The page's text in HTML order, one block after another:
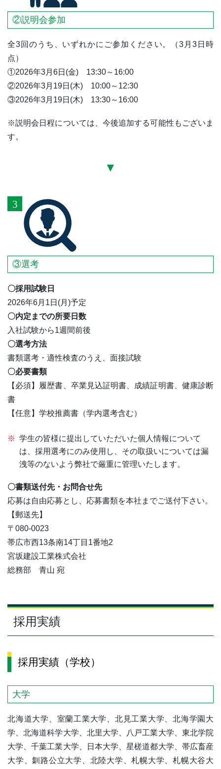
②説明会参加
全3回のうち、いずれかにご参加ください。（3月3日時
点）
①2026年3月6日(金) 13:30～16:00
②2026年3月19日(木) 10:00～12:30
③2026年3月19日(木) 13:30～16:00
※説明会日程については、今後追加する可能性もございま
す。
③選考
〇採用試験日
2026年6月1日(月)予定
〇内定までの所要日数
入社試験から1週間前後
〇選考方法
書類選考・適性検査のうえ、面接試験
〇必要書類
【必須】履歴書、卒業見込証明書、成績証明書、健康診断
書
【任意】学校推薦書（学内選考含む）
学生の皆様に提出していただいた個人情報について
は、採用選考にのみ使用し、その取扱いについては漏
洩等のないよう弊社で厳重に管理いたします。
〇書類送付先・お問合せ先
応募は自由応募とし、応募書類を本社までご送付下さい。
【郵送先】
〒080-0023
帯広市西13条南14丁目1番地2
宮坂建設工業株式会社
総務部 青山 宛
採用実績
採用実績（学校）
大学
北海道大学、室蘭工業大学、北見工業大学、北海学園大
学、北海道科学大学、北里大学、八戸工業大学、東北学院
大学、千葉工業大学、日本大学、星槎道都大学、帯広畜産
大学、釧路公立大学、北陸大学、札幌大学、札幌大谷大